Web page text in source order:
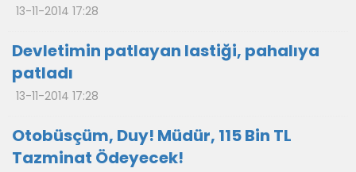
13-11-2014 17:28
Devletimin patlayan lastiği, pahalıya
patladı
13-11-2014 17:28
Otobüsçüm, Duy! Müdür, 115 Bin TL
Tazminat Ödeyecek!